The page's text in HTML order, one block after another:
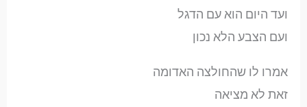
ועד היום הוא עם הדגל
ועם הצבע הלא נכון
אמרו לו שהחולצה האדומה
זאת לא מציאה